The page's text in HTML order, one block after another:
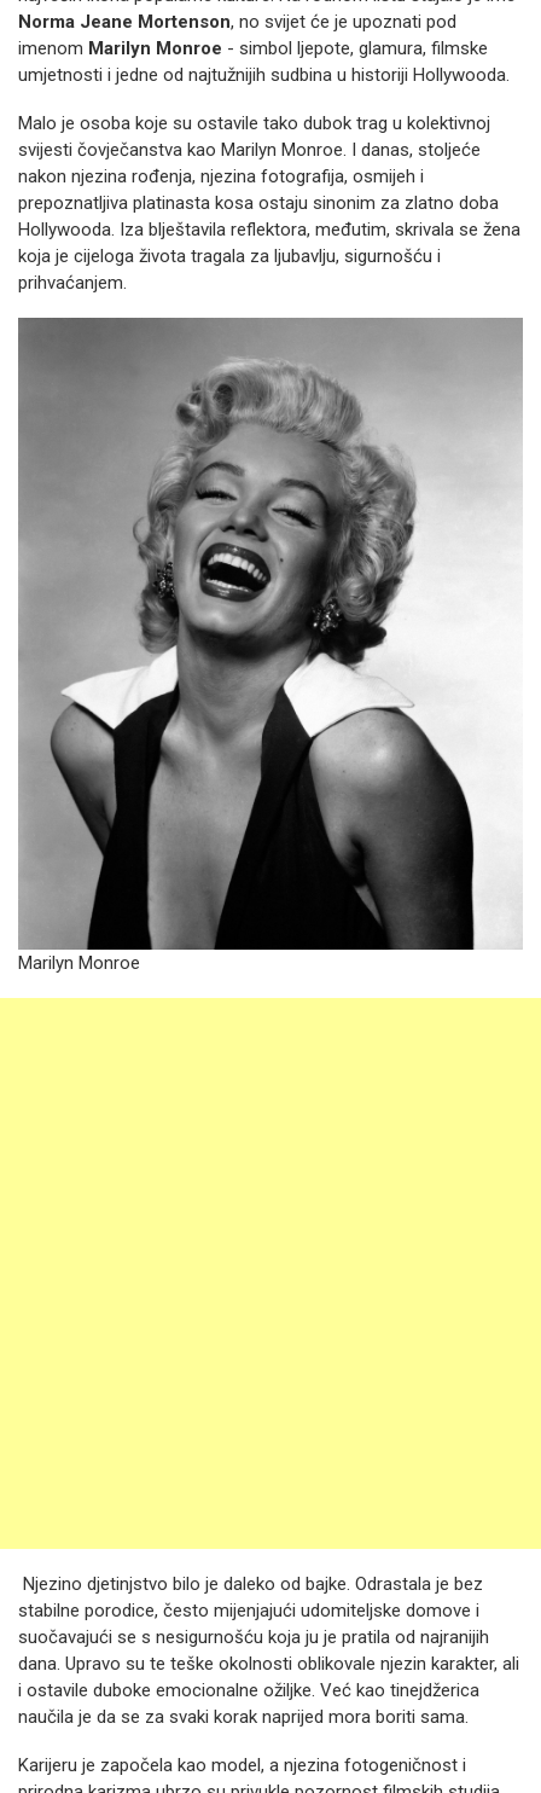
Norma Jeane Mortenson, no svijet će je upoznati pod
imenom Marilyn Monroe - simbol ljepote, glamura, filmske
umjetnosti i jedne od najtužnijih sudbina u historiji Hollywooda.
Malo je osoba koje su ostavile tako dubok trag u kolektivnoj
svijesti čovječanstva kao Marilyn Monroe. I danas, stoljeće
nakon njezina rođenja, njezina fotografija, osmijeh i
prepoznatljiva platinasta kosa ostaju sinonim za zlatno doba
Hollywooda. Iza blještavila reflektora, međutim, skrivala se žena
koja je cijeloga života tragala za ljubavlju, sigurnošću i
prihvaćanjem.
Marilyn Monroe
Njezino djetinjstvo bilo je daleko od bajke. Odrastala je bez
stabilne porodice, često mijenjajući udomiteljske domove i
suočavajući se s nesigurnošću koja ju je pratila od najranijih
dana. Upravo su te teške okolnosti oblikovale njezin karakter, ali
i ostavile duboke emocionalne ožiljke. Već kao tinejdžerica
naučila je da se za svaki korak naprijed mora boriti sama.
Karijeru je započela kao model, a njezina fotogeničnost i